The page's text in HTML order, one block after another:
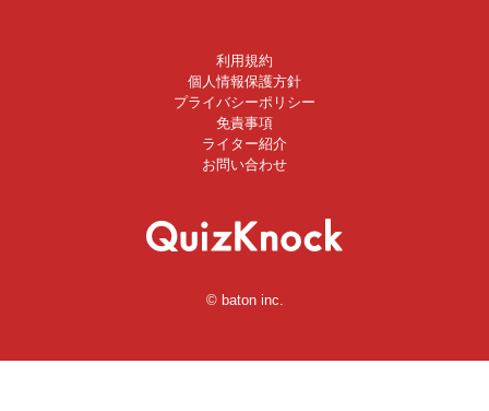
利用規約
個人情報保護方針
プライバシーポリシー
免責事項
ライター紹介
お問い合わせ
© baton inc.